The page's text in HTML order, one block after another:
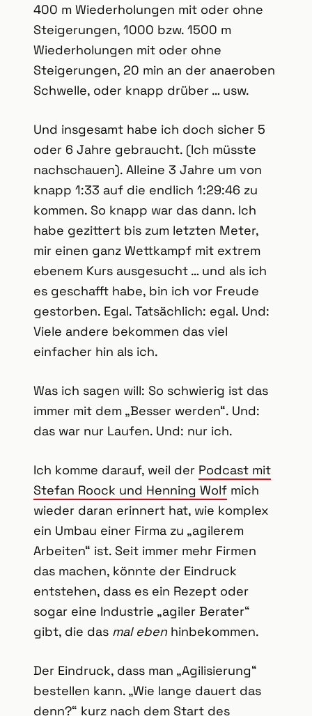
400 m Wiederholungen mit oder ohne
Steigerungen, 1000 bzw. 1500 m
Wiederholungen mit oder ohne
Steigerungen, 20 min an der anaeroben
Schwelle, oder knapp drüber … usw.
Und insgesamt habe ich doch sicher 5
oder 6 Jahre gebraucht. (Ich müsste
nachschauen). Alleine 3 Jahre um von
knapp 1:33 auf die endlich 1:29:46 zu
kommen. So knapp war das dann. Ich
habe gezittert bis zum letzten Meter,
mir einen ganz Wettkampf mit extrem
ebenem Kurs ausgesucht … und als ich
es geschafft habe, bin ich vor Freude
gestorben. Egal. Tatsächlich: egal. Und:
Viele andere bekommen das viel
einfacher hin als ich.
Was ich sagen will: So schwierig ist das
immer mit dem „Besser werden“. Und:
das war nur Laufen. Und: nur ich.
Ich komme darauf, weil der Podcast mit
Stefan Roock und Henning Wolf mich
wieder daran erinnert hat, wie komplex
ein Umbau einer Firma zu „agilerem
Arbeiten“ ist. Seit immer mehr Firmen
das machen, könnte der Eindruck
entstehen, dass es ein Rezept oder
sogar eine Industrie „agiler Berater“
gibt, die das mal eben hinbekommen.
Der Eindruck, dass man „Agilisierung“
bestellen kann. „Wie lange dauert das
denn?“ kurz nach dem Start des